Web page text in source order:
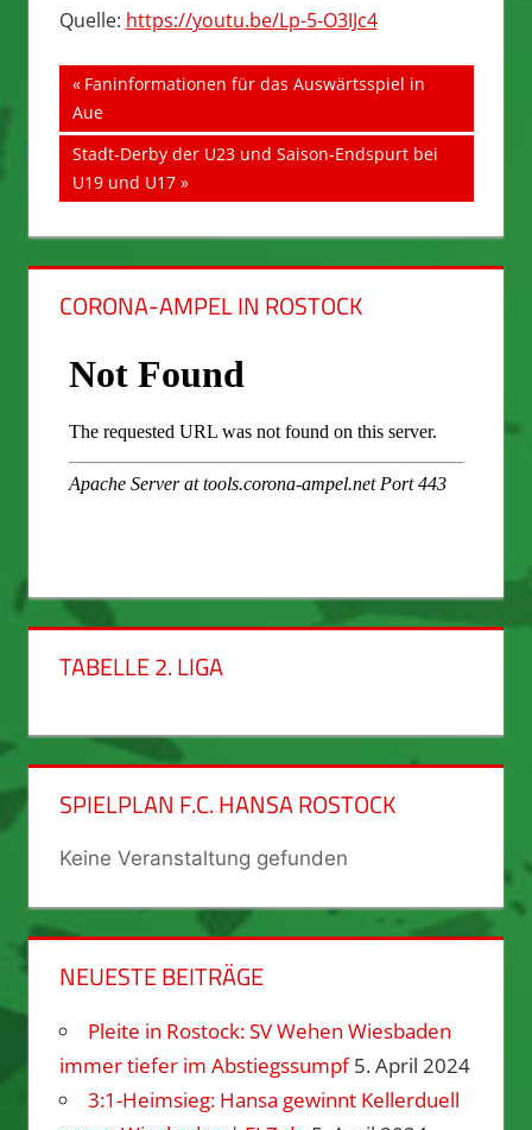
Quelle: https://youtu.be/Lp-5-O3IJc4
Beitragsnavigation
Vorheriger
Beitrag:
Faninformationen für das Auswärtsspiel in
Aue
Nächster
Beitrag:
Stadt-Derby der U23 und Saison-Endspurt bei
U19 und U17
CORONA-AMPEL IN ROSTOCK
TABELLE 2. LIGA
SPIELPLAN F.C. HANSA ROSTOCK
Keine Veranstaltung gefunden
NEUESTE BEITRÄGE
Pleite in Rostock: SV Wehen Wiesbaden
immer tiefer im Abstiegssumpf 5. April 2024
3:1-Heimsieg: Hansa gewinnt Kellerduell